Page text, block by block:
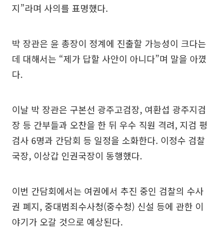
지”라며 사의를 표명했다.
박 장관은 윤 총장이 정계에 진출할 가능성이 크다는
데 대해서는 “제가 답할 사안이 아니다”며 말을 아꼈
다.
이날 박 장관은 구본선 광주고검장, 여환섭 광주지검
장 등 간부들과 오찬을 한 뒤 우수 직원 격려, 지검 평
검사 6명과 간담회 등 일정을 소화한다. 이정수 검찰
국장, 이상갑 인권국장이 동행했다.
이번 간담회에서는 여권에서 추진 중인 검찰의 수사
권 폐지, 중대범죄수사청(중수청) 신설 등에 관한 이
야기가 오갈 것으로 예상된다.